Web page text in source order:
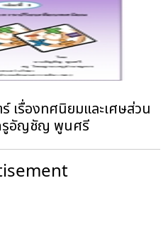
รื่องทศนิยมและเศษส่วน
รูอัญชัญ พูนศรี